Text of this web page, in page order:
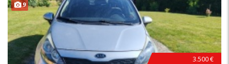
9
3.500 €